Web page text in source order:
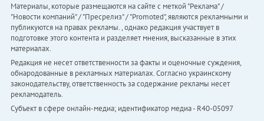
Материалы, которые размещаются на сайте с меткой "Реклама" /
"Новости компаний" / "Пресрелиз" / "Promoted", являются рекламными и
публикуются на правах рекламы. , однако редакция участвует в
подготовке этого контента и разделяет мнения, высказанные в этих
материалах.
Редакция не несет ответственности за факты и оценочные суждения,
обнародованные в рекламных материалах. Согласно украинскому
законодательству, ответственность за содержание рекламы несет
рекламодатель.
Субъект в сфере онлайн-медиа; идентификатор медиа - R40-05097